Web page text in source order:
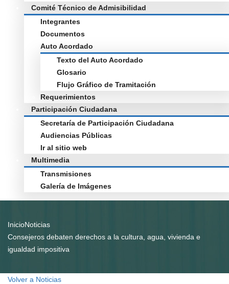
Comité Técnico de Admisibilidad
Integrantes
Documentos
Auto Acordado
Texto del Auto Acordado
Glosario
Flujo Gráfico de Tramitación
Requerimientos
Participación Ciudadana
Secretaría de Participación Ciudadana
Audiencias Públicas
Ir al sitio web
Multimedia
Transmisiones
Galería de Imágenes
InicioNoticias
Consejeros debaten derechos a la cultura, agua, vivienda e
igualdad impositiva
Volver a Noticias